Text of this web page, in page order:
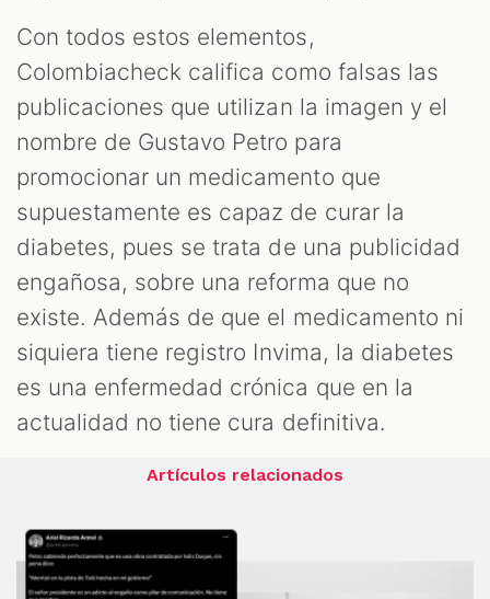
Con todos estos elementos,
Colombiacheck califica como falsas las
publicaciones que utilizan la imagen y el
nombre de Gustavo Petro para
promocionar un medicamento que
supuestamente es capaz de curar la
diabetes, pues se trata de una publicidad
engañosa, sobre una reforma que no
existe. Además de que el medicamento ni
siquiera tiene registro Invima, la diabetes
es una enfermedad crónica que en la
actualidad no tiene cura definitiva.
Artículos relacionados